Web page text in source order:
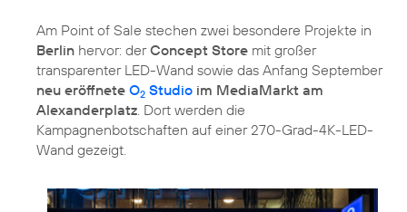
Am Point of Sale stechen zwei besondere Projekte in
Berlin hervor: derConcept Store mit großer
transparenter LED-Wand sowie das Anfang September
neu eröffnete O2 Studio im MediaMarkt am
Alexanderplatz . Dort werden die
Kampagnenbotschaften auf einer 270-Grad-4K-LED-
Wand gezeigt.